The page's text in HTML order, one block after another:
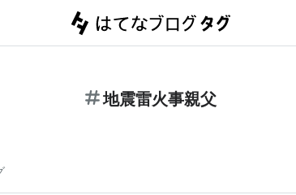
地震雷火事親父